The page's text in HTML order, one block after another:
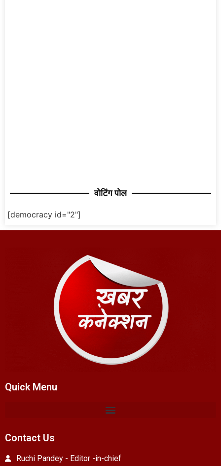
वोटिंग पोल
[democracy id="2"]
Quick Menu
Contact Us
Ruchi Pandey - Editor -in-chief